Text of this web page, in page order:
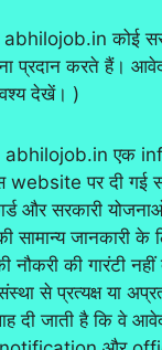
abhilojob.in कोई
प्रदान करते हैं।
देखें। )
abhilojob.in एक
पर दी गई
और सरकारी
सामान्य जानकारी के
नौकरी की गारंटी
से प्रत्यक्ष या
दी जाती है कि वे